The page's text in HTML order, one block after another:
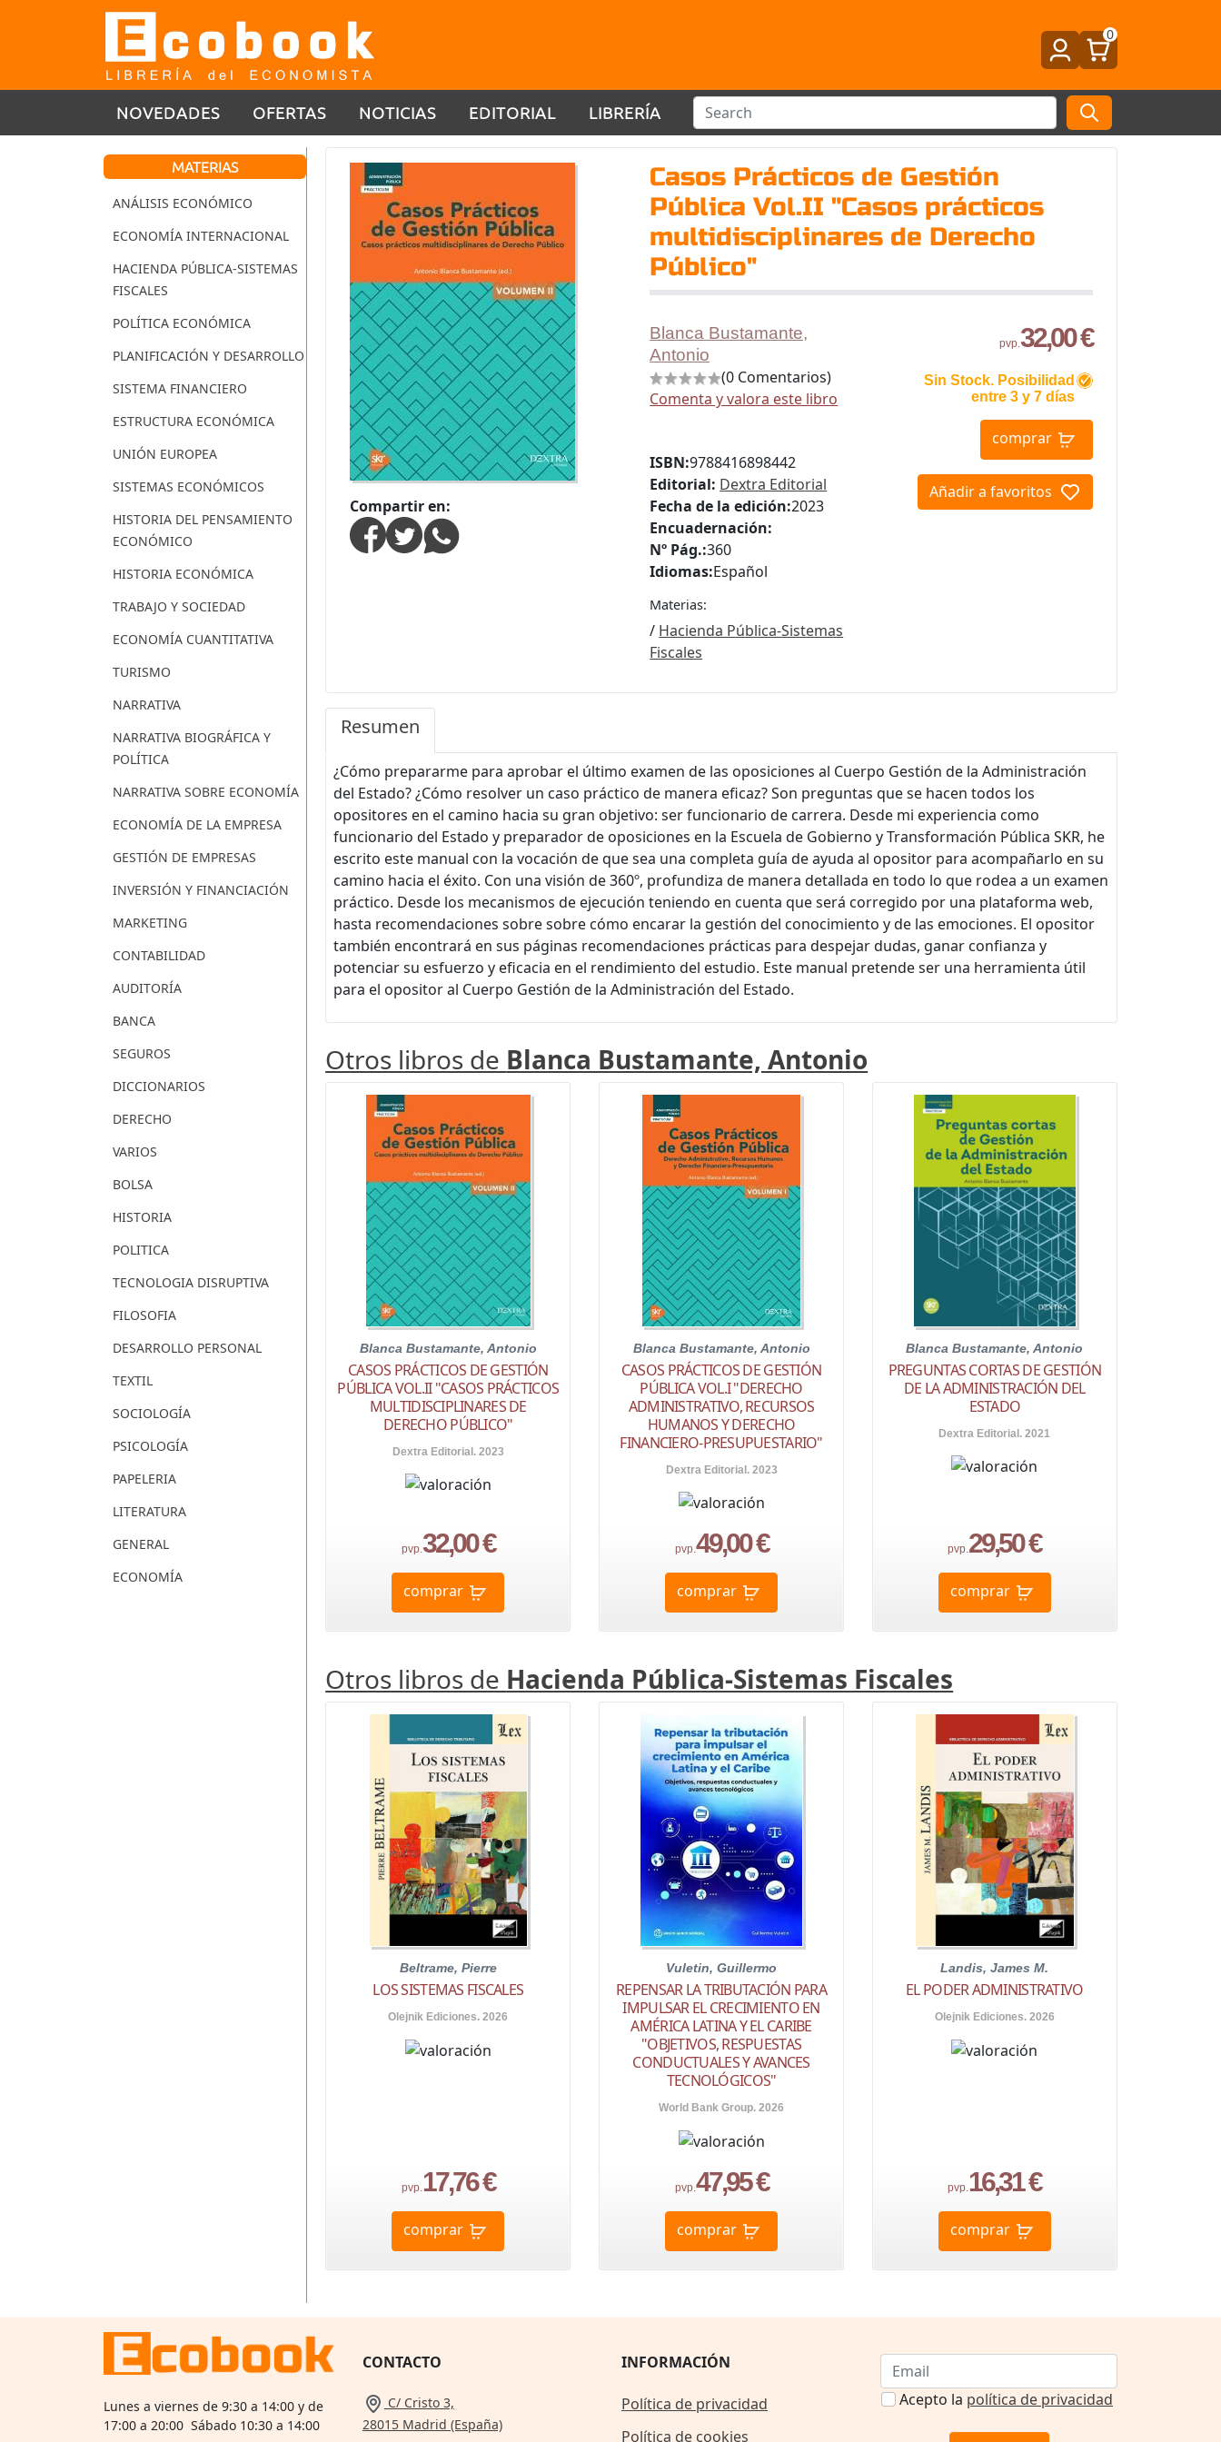
0
NOVEDADES OFERTAS NOTICIAS EDITORIAL LIBRERÍA
MATERIAS
ANÁLISIS ECONÓMICO
ECONOMÍA INTERNACIONAL
HACIENDA PÚBLICA-SISTEMAS
FISCALES
POLÍTICA ECONÓMICA
PLANIFICACIÓN Y DESARROLLO
SISTEMA FINANCIERO
ESTRUCTURA ECONÓMICA
UNIÓN EUROPEA
SISTEMAS ECONÓMICOS
HISTORIA DEL PENSAMIENTO
ECONÓMICO
HISTORIA ECONÓMICA
TRABAJO Y SOCIEDAD
ECONOMÍA CUANTITATIVA
TURISMO
NARRATIVA
NARRATIVA BIOGRÁFICA Y
POLÍTICA
NARRATIVA SOBRE ECONOMÍA
ECONOMÍA DE LA EMPRESA
GESTIÓN DE EMPRESAS
INVERSIÓN Y FINANCIACIÓN
MARKETING
CONTABILIDAD
AUDITORÍA
BANCA
SEGUROS
DICCIONARIOS
DERECHO
VARIOS
BOLSA
HISTORIA
POLITICA
TECNOLOGIA DISRUPTIVA
FILOSOFIA
DESARROLLO PERSONAL
TEXTIL
SOCIOLOGÍA
PSICOLOGÍA
PAPELERIA
LITERATURA
GENERAL
ECONOMÍA
Casos Prácticos de Gestión
Pública Vol.II "Casos prácticos
multidisciplinares de Derecho
Público"
Compartir en:
Blanca Bustamante,
Antonio
(0 Comentarios)
Comenta y valora este libro
pvp. 32,00 €
Sin Stock. Posibilidad
entre 3 y 7 días
comprar
Añadir a favoritos
ISBN:9788416898442
Editorial: Dextra Editorial
Fecha de la edición:2023
Encuadernación:
Nº Pág.:360
Idiomas:Español
Materias:
/ Hacienda Pública-Sistemas
Fiscales
Resumen
¿Cómo prepararme para aprobar el último examen de las oposiciones al Cuerpo Gestión de la Administración
del Estado? ¿Cómo resolver un caso práctico de manera eficaz? Son preguntas que se hacen todos los
opositores en el camino hacia su gran objetivo: ser funcionario de carrera. Desde mi experiencia como
funcionario del Estado y preparador de oposiciones en la Escuela de Gobierno y Transformación Pública SKR, he
escrito este manual con la vocación de que sea una completa guía de ayuda al opositor para acompañarlo en su
camino hacia el éxito. Con una visión de 360º, profundiza de manera detallada en todo lo que rodea a un examen
práctico. Desde los mecanismos de ejecución teniendo en cuenta que será corregido por una plataforma web,
hasta recomendaciones sobre sobre cómo encarar la gestión del conocimiento y de las emociones. El opositor
también encontrará en sus páginas recomendaciones prácticas para despejar dudas, ganar confianza y
potenciar su esfuerzo y eficacia en el rendimiento del estudio. Este manual pretende ser una herramienta útil
para el opositor al Cuerpo Gestión de la Administración del Estado.
Otros libros de Blanca Bustamante, Antonio
Blanca Bustamante, Antonio
CASOS PRÁCTICOS DE GESTIÓN
PÚBLICA VOL.II "CASOS PRÁCTICOS
MULTIDISCIPLINARES DE
DERECHO PÚBLICO"
Dextra Editorial. 2023
pvp.32,00 €
comprar
Blanca Bustamante, Antonio
CASOS PRÁCTICOS DE GESTIÓN
PÚBLICA VOL.I "DERECHO
ADMINISTRATIVO, RECURSOS
HUMANOS Y DERECHO
FINANCIERO-PRESUPUESTARIO"
Dextra Editorial. 2023
pvp.49,00 €
comprar
Blanca Bustamante, Antonio
PREGUNTAS CORTAS DE GESTIÓN
DE LA ADMINISTRACIÓN DEL
ESTADO
Dextra Editorial. 2021
pvp.29,50 €
comprar
Otros libros de Hacienda Pública-Sistemas Fiscales
Beltrame, Pierre
LOS SISTEMAS FISCALES
Olejnik Ediciones. 2026
pvp.17,76 €
comprar
Vuletin, Guillermo
REPENSAR LA TRIBUTACIÓN PARA
IMPULSAR EL CRECIMIENTO EN
AMÉRICA LATINA Y EL CARIBE
"OBJETIVOS, RESPUESTAS
CONDUCTUALES Y AVANCES
TECNOLÓGICOS"
World Bank Group. 2026
pvp.47,95 €
comprar
Landis, James M.
EL PODER ADMINISTRATIVO
Olejnik Ediciones. 2026
pvp.16,31 €
comprar
Lunes a viernes de 9:30 a 14:00 y de
17:00 a 20:00 Sábado 10:30 a 14:00
CONTACTO
C/ Cristo 3,
28015 Madrid (España)
INFORMACIÓN
Política de privacidad
Política de cookies
Acepto la política de privacidad